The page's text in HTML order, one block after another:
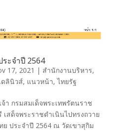
ะจำปี 2564
17, 2021 | สำนักงานบริหาร,
ดลินิวส์, แนวหน้า,ไทยรัฐ
า กรมสมเด็จพระเทพรัตนราช
สด็จพระราชดำเนินไปทรงถวาย
ย ประจำปี 2564 ณ วัดเขาสุกิม